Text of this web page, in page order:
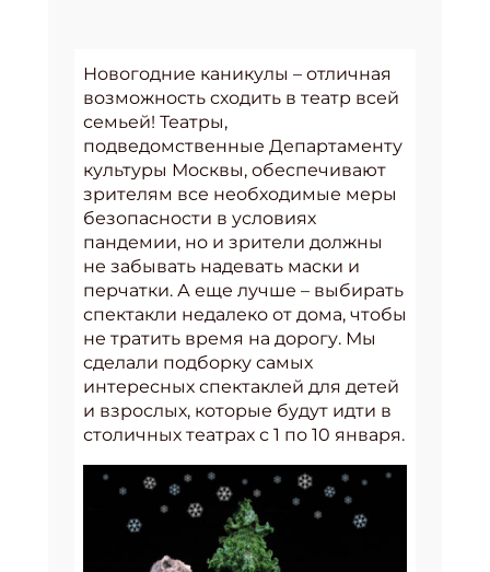
Новогодние каникулы – отличная
возможность сходить в театр всей
семьей! Театры,
подведомственные Департаменту
культуры Москвы, обеспечивают
зрителям все необходимые меры
безопасности в условиях
пандемии, но и зрители должны
не забывать надевать маски и
перчатки. А еще лучше – выбирать
спектакли недалеко от дома, чтобы
не тратить время на дорогу. Мы
сделали подборку самых
интересных спектаклей для детей
и взрослых, которые будут идти в
столичных театрах с 1 по 10 января.